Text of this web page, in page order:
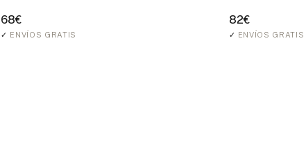
68€
✓ ENVÍOS GRATIS
82€
✓ ENVÍOS GRATIS